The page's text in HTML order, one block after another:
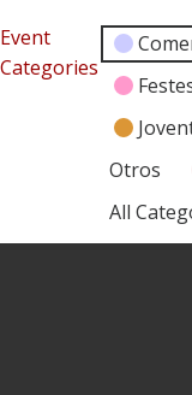
Event
Categories
Otros
All